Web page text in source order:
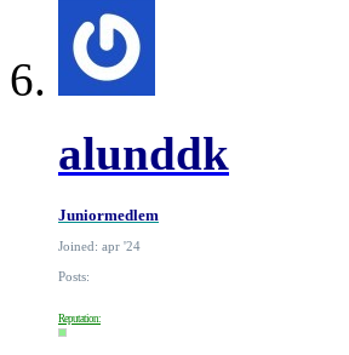
alunddk
Juniormedlem
Joined: apr '24
Posts:
Reputation: